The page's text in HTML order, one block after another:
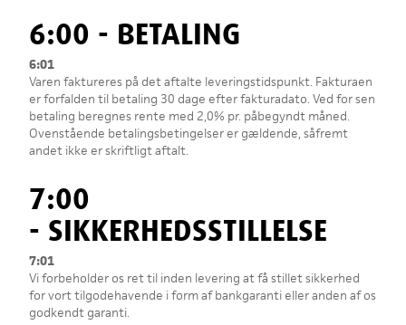
6:00 - BETALING
6:01
Varen faktureres på det aftalte leveringstidspunkt. Fakturaen
er forfalden til betaling 30 dage efter fakturadato. Ved for sen
betaling beregnes rente med 2,0% pr. påbegyndt måned.
Ovenstående betalingsbetingelser er gældende, såfremt
andet ikke er skriftligt aftalt.
7:00
- SIKKERHEDSSTILLELSE
7:01
Vi forbeholder os ret til inden levering at få stillet sikkerhed
for vort tilgodehavende i form af bankgaranti eller anden af os
godkendt garanti.